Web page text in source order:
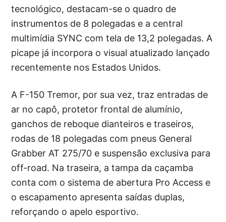
tecnológico, destacam-se o quadro de
instrumentos de 8 polegadas e a central
multimídia SYNC com tela de 13,2 polegadas. A
picape já incorpora o visual atualizado lançado
recentemente nos Estados Unidos.
A F-150 Tremor, por sua vez, traz entradas de
ar no capô, protetor frontal de alumínio,
ganchos de reboque dianteiros e traseiros,
rodas de 18 polegadas com pneus General
Grabber AT 275/70 e suspensão exclusiva para
off-road. Na traseira, a tampa da caçamba
conta com o sistema de abertura Pro Access e
o escapamento apresenta saídas duplas,
reforçando o apelo esportivo.